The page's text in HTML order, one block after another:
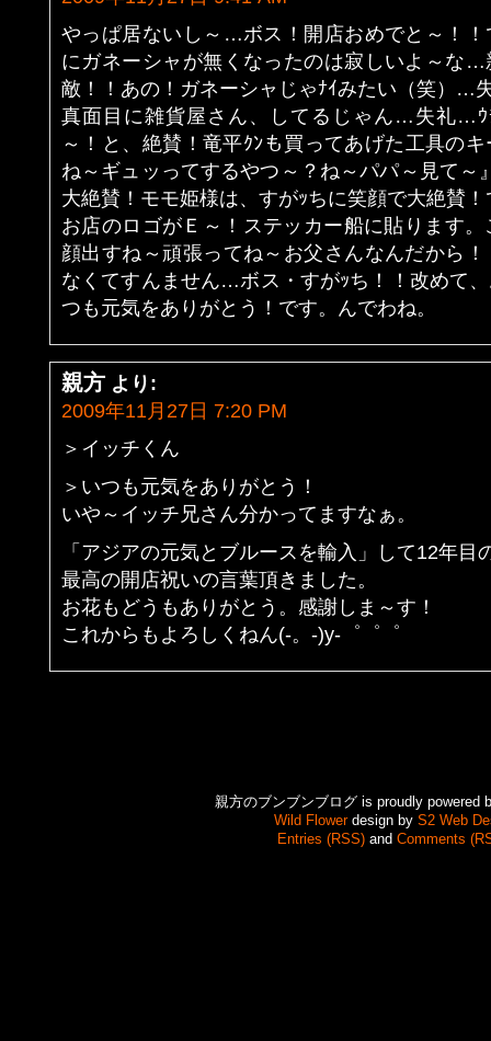
やっぱ居ないし～…ボス！開店おめでと～！
にガネーシャが無くなったのは寂しいよ～な
敵！！あの！ガネーシャじゃﾅｲみたい（笑）…
真面目に雑貨屋さん、してるじゃん…失礼…ｳ
～！と、絶賛！竜平ｸﾝも買ってあげた工具の
ね～ギュッってするやつ～？ね～パパ～見て～
大絶賛！モモ姫様は、すがｯちに笑顔で大絶賛
お店のロゴがＥ～！ステッカー船に貼ります。
顔出すね～頑張ってね～お父さんなんだから
なくてすんません…ボス・すがｯち！！改めて
つも元気をありがとう！です。んでわね。
親方 より:
2009年11月27日 7:20 PM
＞イッチくん
＞いつも元気をありがとう！
いや～イッチ兄さん分かってますなぁ。
「アジアの元気とブルースを輸入」して12年目
最高の開店祝いの言葉頂きました。
お花もどうもありがとう。感謝しま～す！
これからもよろしくねん(-。-)y-゜゜゜
親方のブンブンブログ is proudly powered
Wild Flowerdesign by S2 Web
Entries (RSS)and Comments